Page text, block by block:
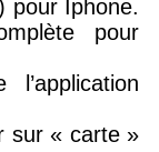
pour Iphone.
pour
sur « carte »